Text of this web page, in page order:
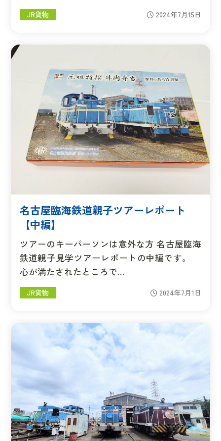
JR貨物 2024年7月15日
名古屋臨海鉄道親子ツアーレポート
【中編】
ツアーのキーパーソンは意外な方 名古屋臨海
鉄道親子見学ツアーレポートの中編です。
心が満たされたところで…
JR貨物 2024年7月1日